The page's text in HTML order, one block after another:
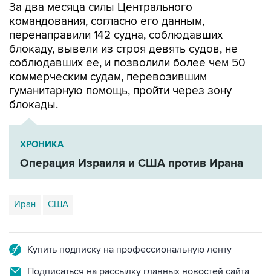
За два месяца силы Центрального
командования, согласно его данным,
перенаправили 142 судна, соблюдавших
блокаду, вывели из строя девять судов, не
соблюдавших ее, и позволили более чем 50
коммерческим судам, перевозившим
гуманитарную помощь, пройти через зону
блокады.
ХРОНИКА
Операция Израиля и США против Ирана
Иран США
Купить подписку на профессиональную ленту
Подписаться на рассылку главных новостей сайта